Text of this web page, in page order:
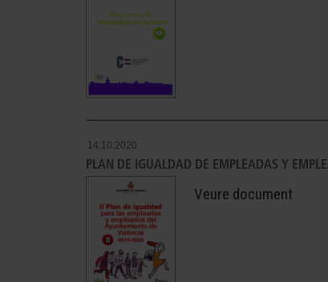
14.10.2020
PLAN DE IGUALDAD DE EMPLEADAS Y
Veure document